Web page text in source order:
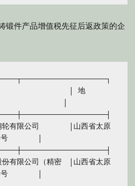
件产品增值税先征后返政策的企
　　　　　　　　 │ 地
　　　　　　　 │
有限公司　　　　│山西省太原
　　　　│
有限公司（精密　│山西省太原
　　　　│